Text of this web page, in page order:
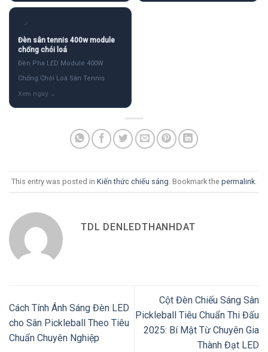
✓
Đèn sân tennis 400w module
chống chói loá
Đèn Pha LED Module 400W
Chống Chói Loá Sân Tennis
This entry was posted in Kiến thức chiếu sáng . Bookmark the permalink
TDL DENLEDTHANHDAT
Cách Tính Ánh Sáng Đèn LED
cho Sân Pickleball Theo Tiêu
Chuẩn Chuyên Nghiệp
Cột Đèn Chiếu Sáng Sân
Pickleball Tiêu Chuẩn Thi Đấu
2025: Bí Mật Từ Chuyên Gia
Thành Đạt LED